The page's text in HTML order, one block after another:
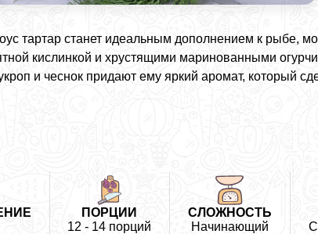
тартар станет идеальным дополнением к рыбе,
кислинкой и хрустящими маринованными
и чеснок придают ему яркий аромат, который
ПОРЦИИ
12 - 14 порций
СЛОЖНОСТЬ
Начинающий